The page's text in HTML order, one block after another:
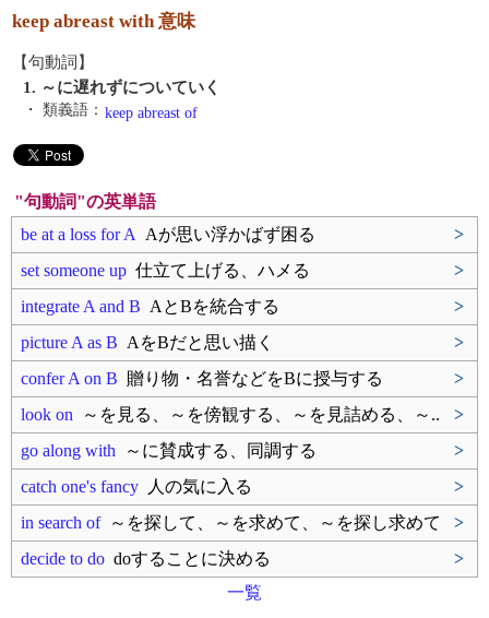
keep abreast with 意味
【句動詞】
1. ～に遅れずについていく
・ 類義語： keep abreast of
"句動詞"の英単語
be at a loss for A
Aが思い浮かばず困る
>
set someone up 仕立て上げる、ハメる
>
integrate A and B AとBを統合する
>
picture A as B AをBだと思い描く
>
confer A on B 贈り物・名誉などをBに授与する
>
look on ～を見る、～を傍観する、～を見詰める、～..
>
go along with ～に賛成する、同調する
>
catch one's fancy 人の気に入る
>
in search of～を探して、～を求めて、～を探し求めて
>
decide to do doすることに決める
>
一覧